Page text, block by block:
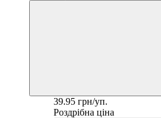
39.95 грн/уп.
Роздрібна ціна